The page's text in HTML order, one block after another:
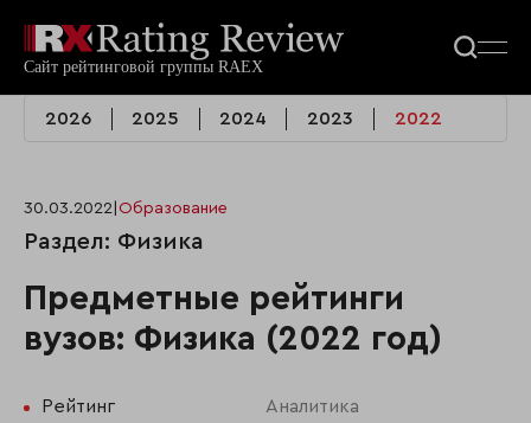
2026 2025 2024 2023 2022
30.03.2022 Образование
Раздел: Физика
Предметные рейтинги
вузов: Физика (2022 год)
Рейтинг Аналитика